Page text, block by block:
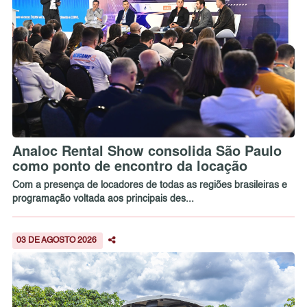
Analoc Rental Show consolida São Paulo
como ponto de encontro da locação
Com a presença de locadores de todas as regiões brasileiras e
programação voltada aos principais des...
03 DE AGOSTO 2026